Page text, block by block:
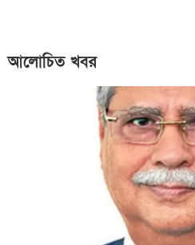
আলোচিত খবর